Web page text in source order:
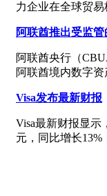
力企业在全球贸易
阿联酋推出受监
阿联酋央行（
阿联酋境内数字
Visa发布最新财报
Visa最新财报显示
元，同比增长13%